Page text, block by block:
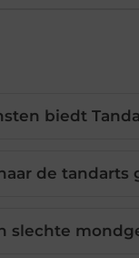
biedt
de tandarts
slechte